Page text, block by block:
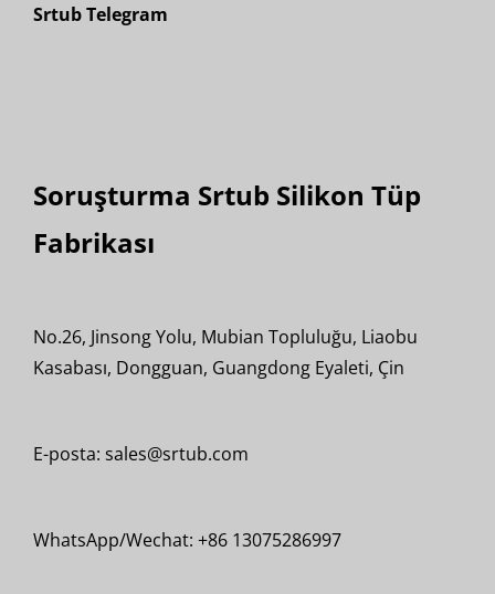
Srtub Telegram
Soruşturma Srtub Silikon Tüp
Fabrikası
No.26, Jinsong Yolu, Mubian Topluluğu, Liaobu
Kasabası, Dongguan, Guangdong Eyaleti, Çin
E-posta: sales@srtub.com
WhatsApp/Wechat: +86 13075286997